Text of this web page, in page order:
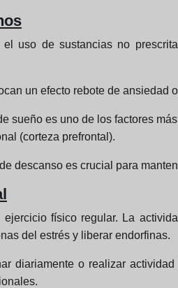
uso de sustancias no
un efecto rebote de
sueño es uno de los factores
(corteza prefrontal).
descanso es crucial para
físico regular. La
del estrés y liberar endorfinas.
diariamente o realizar